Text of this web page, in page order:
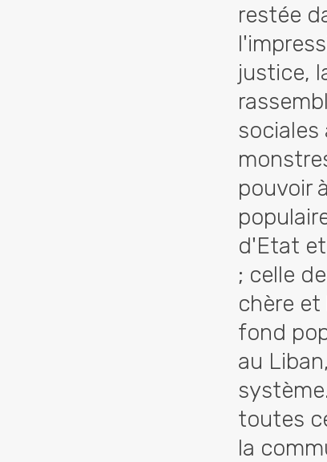
restée
justice,
sociales
pouvoir
d'Etat
; celle
chère et
fond
au
toutes
la